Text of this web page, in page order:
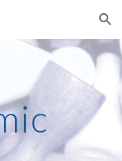
Skip to navigation